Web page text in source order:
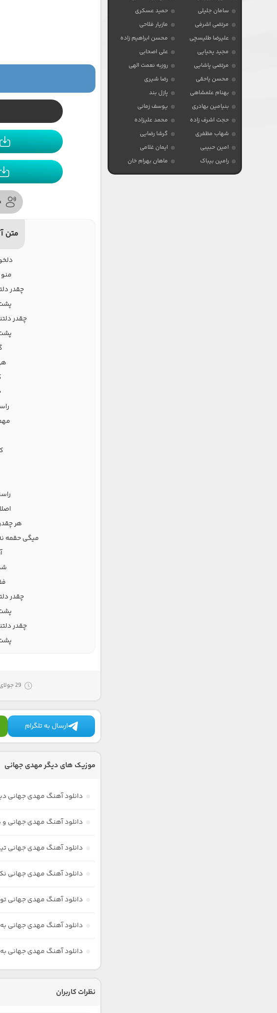
متن
چقدر
چقدر
هر
میگی حقمه
چقدر
چقدر
29 جولای 2024
ارسال به تلگرام
موزیک های دیگر مهدی جهانی
دانلود آهنگ مهدی جهانی
دانلود آهنگ مهدی جهانی
دانلود آهنگ مهدی جهانی
دانلود آهنگ مهدی جهانی
دانلود آهنگ مهدی جهانی
دانلود آهنگ مهدی جهانی
دانلود آهنگ مهدی جهانی
نظرات کاربران
سامان جلیلی
حمید عسکری
مرتضی اشرفی
مازیار فلاحی
علیرضا طلیسچی
محسن ابراهیم زاده
مجید یحیایی
علی اصحابی
مرتضی پاشایی
روزبه نعمت الهی
محسن یاحقی
رضا شیری
بهنام علمشاهی
پازل بند
بنیامین بهادری
یوسف زمانی
حجت اشرف زاده
محمد علیزاده
شهاب مظفری
گرشا رضایی
امین حبیبی
ایمان غلامی
رامین بیباک
ماهان بهرام خان